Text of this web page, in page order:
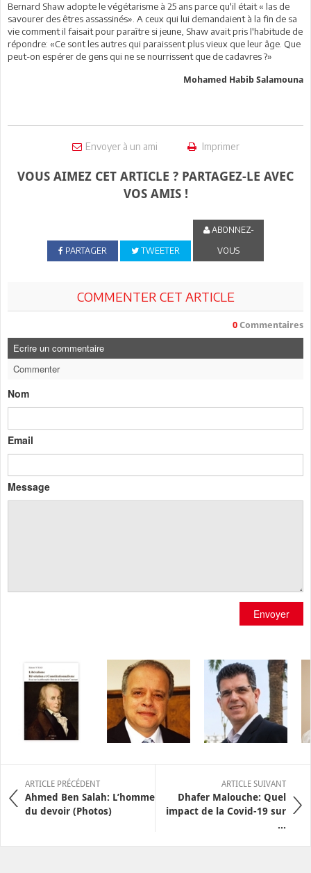
Bernard Shaw adopte le végétarisme à 25 ans parce qu'il était « las de
savourer des êtres assassinés». A ceux qui lui demandaient à la fin de sa
vie comment il faisait pour paraître si jeune, Shaw avait pris l'habitude de
répondre: «Ce sont les autres qui paraissent plus vieux que leur âge. Que
peut-on espérer de gens qui ne se nourrissent que de cadavres ?»
Mohamed Habib Salamouna
Envoyer à un ami Imprimer
VOUS AIMEZ CET ARTICLE ? PARTAGEZ-LE AVEC
VOS AMIS !
PARTAGER TWEETER
ABONNEZ-
VOUS
COMMENTER CET ARTICLE
0 Commentaires
Ecrire un commentaire
Commenter
Nom
Email
Message
Envoyer
ARTICLE PRÉCÉDENT
Ahmed Ben Salah: L’homme
du devoir (Photos)
ARTICLE SUIVANT
Dhafer Malouche: Quel
impact de la Covid-19 sur
...